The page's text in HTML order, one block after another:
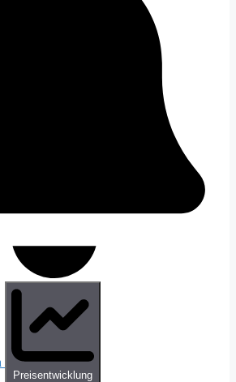
Preisentwicklung